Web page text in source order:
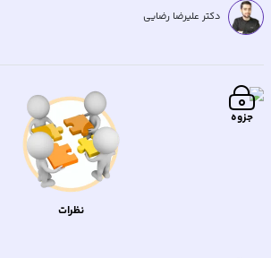
دکتر علیرضا رضایی
جزوه
نظرات